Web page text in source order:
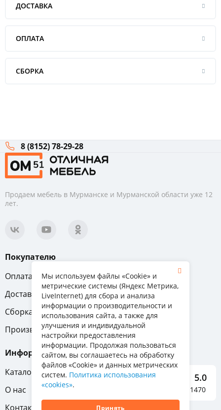
ДОСТАВКА
ОПЛАТА
СБОРКА
8 (8152) 78-29-28
Продаем мебель в Мурманске и Мурманской области уже 12
лет.
Покупателю
Оплата
Вопрос-ответ
Доставка
Обмен и возврат
Сборка
Гарантия
Производители
Информация
Каталог мебели
О нас
Контакты
5.0
Отзывы о нас 1470
Мы используем файлы «Cookie» и
метрические системы (Яндекс Метрика,
LiveInternet) для сбора и анализа
информации о производительности и
использования сайта, а также для
улучшения и индивидуальной
настройки предоставления
информации. Продолжая пользоваться
сайтом, вы соглашаетесь на обработку
файлов «Cookie» и данных метрических
систем. Политика использования
«cookies».
Принять